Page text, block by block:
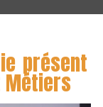
présent
Métiers